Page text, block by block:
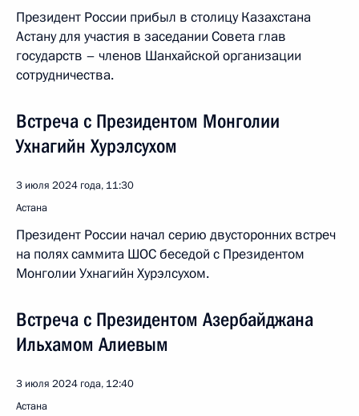
Президент России прибыл в столицу Казахстана
Астану для участия в заседании Совета глав
государств – членов Шанхайской организации
сотрудничества.
Встреча с Президентом Монголии
Ухнагийн Хурэлсухом
3 июля 2024 года, 11:30
Астана
Президент России начал серию двусторонних встреч
на полях саммита ШОС беседой с Президентом
Монголии Ухнагийн Хурэлсухом.
Встреча с Президентом Азербайджана
Ильхамом Алиевым
3 июля 2024 года, 12:40
Астана